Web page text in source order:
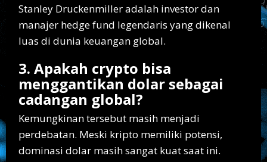
Stanley Druckenmiller adalah investor dan
manajer hedge fund legendaris yang dikenal
luas di dunia keuangan global.
3. Apakah crypto bisa
menggantikan dolar sebagai
cadangan global?
Kemungkinan tersebut masih menjadi
perdebatan. Meski kripto memiliki potensi,
dominasi dolar masih sangat kuat saat ini.